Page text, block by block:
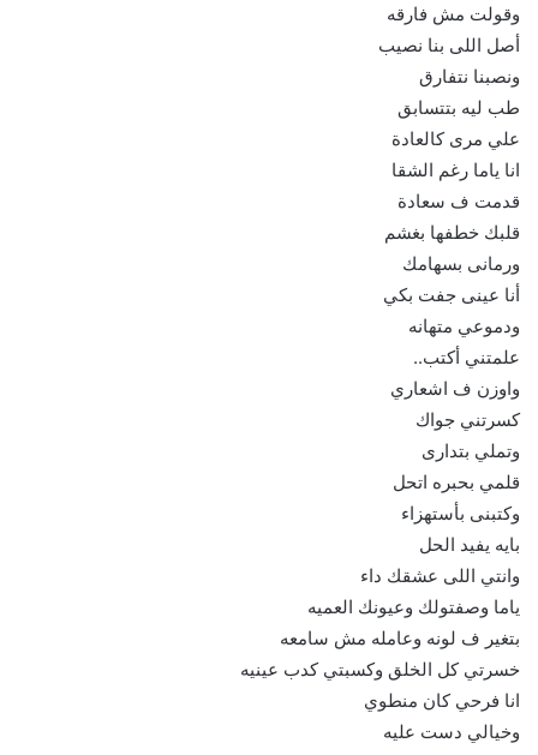
وقولت مش فارقه
أصل اللى بنا نصيب
ونصبنا نتفارق
طب ليه بتتسابق
علي مرى كالعادة
انا ياما رغم الشقا
قدمت ف سعادة
قلبك خطفها بغشم
ورمانى بسهامك
أنا عينى جفت بكي
ودموعي متهانه
علمتني أكتب..
واوزن ف اشعاري
كسرتني جواك
وتملي بتدارى
قلمي بحبره اتحل
وكتبنى بأستهزاء
بايه يفيد الحل
وانتي اللى عشقك داء
ياما وصفتولك وعيونك العميه
بتغير ف لونه وعامله مش سامعه
خسرتي كل الخلق وكسبتي كدب عينيه
انا فرحي كان منطوي
وخيالي دست عليه